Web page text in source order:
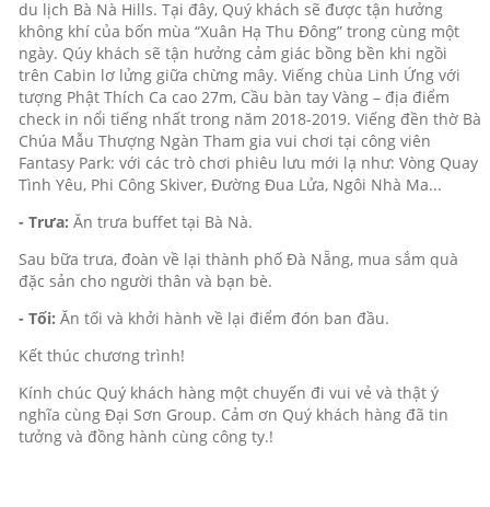
du lịch Bà Nà Hills. Tại đây, Quý khách sẽ được tận hưởng
không khí của bốn mùa “Xuân Hạ Thu Đông” trong cùng một
ngày. Qúy khách sẽ tận hưởng cảm giác bồng bền khi ngồi
trên Cabin lơ lửng giữa chừng mây. Viếng chùa Linh Ứng với
tượng Phật Thích Ca cao 27m, Cầu bàn tay Vàng – địa điểm
check in nổi tiếng nhất trong năm 2018-2019. Viếng đền thờ Bà
Chúa Mẫu Thượng Ngàn Tham gia vui chơi tại công viên
Fantasy Park: với các trò chơi phiêu lưu mới lạ như: Vòng Quay
Tình Yêu, Phi Công Skiver, Đường Đua Lửa, Ngôi Nhà Ma...
- Trưa: Ăn trưa buffet tại Bà Nà.
Sau bữa trưa, đoàn về lại thành phố Đà Nẵng, mua sắm quà
đặc sản cho người thân và bạn bè.
- Tối: Ăn tối và khởi hành về lại điểm đón ban đầu.
Kết thúc chương trình!
Kính chúc Quý khách hàng một chuyến đi vui vẻ và thật ý
nghĩa cùng Đại Sơn Group. Cảm ơn Quý khách hàng đã tin
tưởng và đồng hành cùng công ty.!